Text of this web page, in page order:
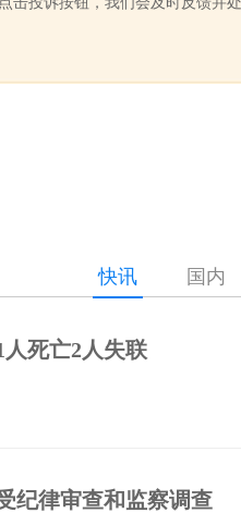
快讯 国内
死亡2人失联
纪律审查和监察调查